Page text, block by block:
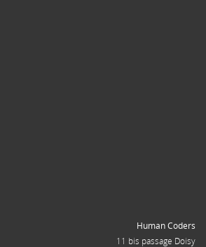
Human Coders
11 bis passage Doisy